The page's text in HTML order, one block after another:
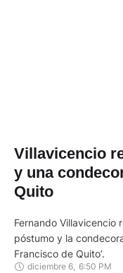
Villavicencio
y una
Quito
Fernando Villavicencio
póstumo y la
Francisco de Quito’.
diciembre 6, 6:50 PM